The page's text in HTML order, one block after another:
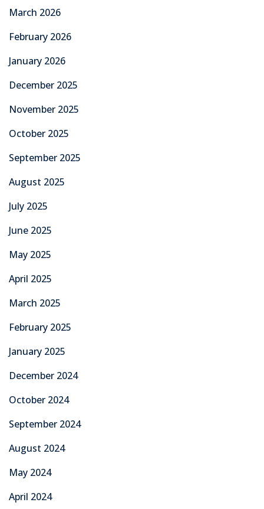
March 2026
February 2026
January 2026
December 2025
November 2025
October 2025
September 2025
August 2025
July 2025
June 2025
May 2025
April 2025
March 2025
February 2025
January 2025
December 2024
October 2024
September 2024
August 2024
May 2024
April 2024